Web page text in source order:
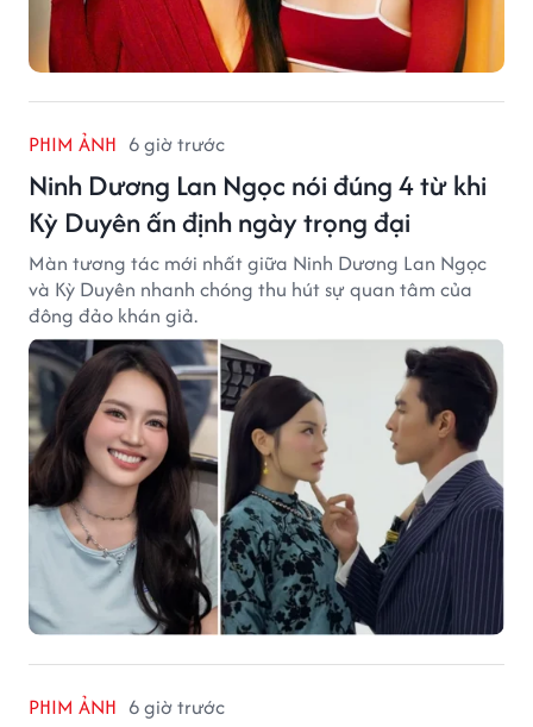
PHIM ẢNH 6 giờ trước
Ninh Dương Lan Ngọc nói đúng 4 từ khi
Kỳ Duyên ấn định ngày trọng đại
Màn tương tác mới nhất giữa Ninh Dương Lan Ngọc
và Kỳ Duyên nhanh chóng thu hút sự quan tâm của
đông đảo khán giả.
PHIM ẢNH 6 giờ trước